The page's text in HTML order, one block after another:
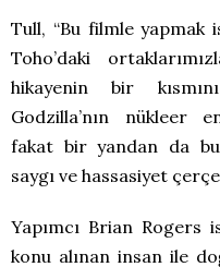
Tull, “Bu filmle yapmak
Toho’daki
hikayenin bir
Godzilla’nın nükleer
fakat bir yandan da
saygı ve hassasiyet
Yapımcı Brian Rogers
konu alınan insan ile